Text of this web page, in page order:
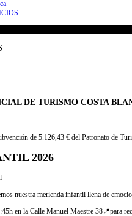
DE TURISMO COSTA
de 5.126,43 € del Patronato de
2026
nuestra merienda infantil llena de
en la Calle Manuel Maestre 38📍para